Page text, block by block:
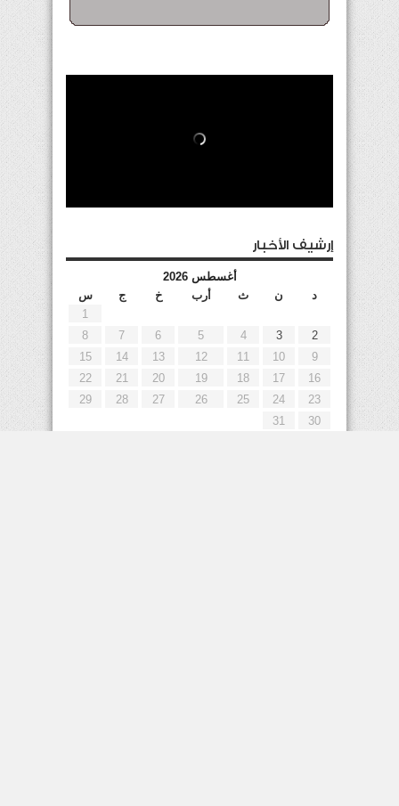
إرشيف الأخبار
أغسطس 2026
د
ن ث أرب خ ج
س
1
2
3
4
5
6
7
8
9
10
11
12
13
14
15
16
17
18
19
20
21
22
23
24
25
26
27
28
29
30
31